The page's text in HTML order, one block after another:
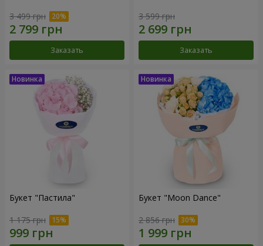
3 499 грн
Заказать
3 599 грн
Заказать
Букет "Пастила"
1 175 грн
Букет "Moon Dance"
2 856 грн